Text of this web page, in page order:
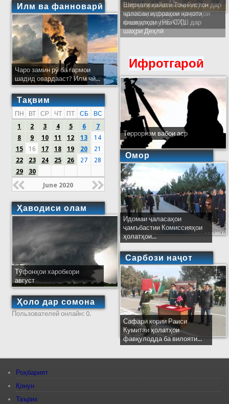
Илм ва фанноварӣ
Чаро замин рӯ ба гармои
шадид овардааст? Илм чӣ...
Тақвим
ПН ВТ СР ЧТ ПТ СБ
ВС
1
2 3 4 5 6
7
8
9 10 11 12 13
14
15
16 17 18 19 20
21
22
23 24 25 26 27
28
29
30
June 2020
Ҳаводиси олам
Тӯфонҳои харобкори
август
Ҳоло дар сомона
Пользователей онлайн: 0.
Ширкати ҳайати Тоҷикистон дар
ҷаласаи идораҳои наҷоти
кишварҳои узви СҲШ дар
шаҳри Деҳлӣ
Ифротгароӣ
Терроризм вабои аср
Омор
Идомаи ҷаласаҳои
ҷамъбастии Комиссияҳои
ҳолатҳои...
Сарбози наҷот
Сафари кории Раиси
Кумитаи ҳолатҳои
фавқулодда ба вилояти...
Роҳбарият
Қонун
Таърих